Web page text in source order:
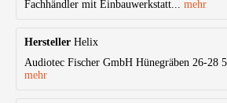
Fachhändler mit Einbauwerkstatt... mehr
Hersteller Helix
Audiotec Fischer GmbH Hünegräben 26-28
mehr